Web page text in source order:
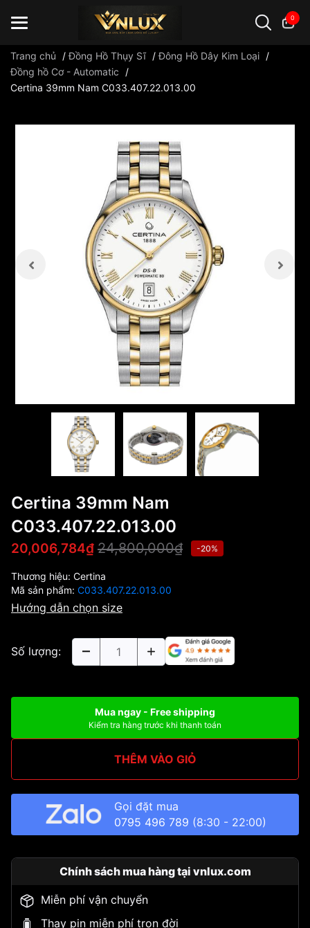
0
Đồng hồ casio đồng hồ G-Shock đồng hồ Orient
Trang chủ /Đồng Hồ Thụy Sĩ /Đông Hồ Dây Kim Loại /
Đồng hồ Cơ - Automatic
/
Certina 39mm Nam C033.407.22.013.00
Certina 39mm Nam
C033.407.22.013.00
20,006,784₫ 24,800,000₫ -20%
Thương hiệu: Certina
Mã sản phẩm: C033.407.22.013.00
Hướng dẫn chọn size
Số lượng:
Mua ngay - Free shipping
Kiểm tra hàng trước khi thanh toán
THÊM VÀO GIỎ
Gọi đặt mua
0795 496 789 (8:30 - 22:00)
Chính sách mua hàng tại vnlux.com
Miễn phí vận chuyển
Thay pin miễn phí trọn đời